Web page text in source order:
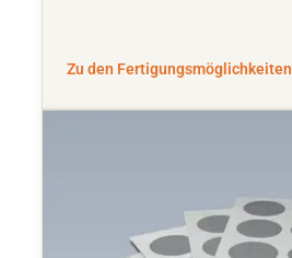
Zu den Fertigungsmöglichkeiten